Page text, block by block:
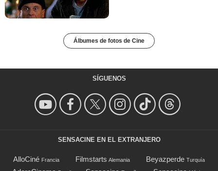
Álbumes de fotos de Cine
SÍGUENOS
SENSACINE EN EL EXTRANJERO
AlloCiné Francia Filmstarts Alemania Beyazperde Turquía